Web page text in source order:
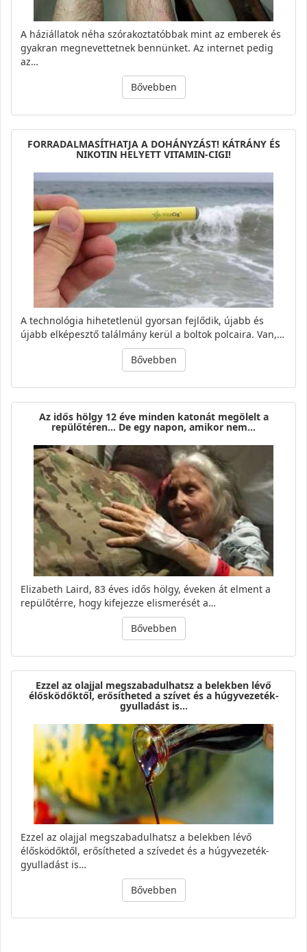
A háziállatok néha szórakoztatóbbak mint az emberek és
gyakran megnevettetnek bennünket. Az internet pedig
az…
Bővebben
FORRADALMASÍTHATJA A DOHÁNYZÁST! KÁTRÁNY ÉS
NIKOTIN HELYETT VITAMIN-CIGI!
A technológia hihetetlenül gyorsan fejlődik, újabb és
újabb elképesztő találmány kerül a boltok polcaira. Van,…
Bővebben
Az idős hölgy 12 éve minden katonát megölelt a
repülőtéren… De egy napon, amikor nem…
Elizabeth Laird, 83 éves idős hölgy, éveken át elment a
repülőtérre, hogy kifejezze elismerését a…
Bővebben
Ezzel az olajjal megszabadulhatsz a belekben lévő
élősködőktől, erősítheted a szívet és a húgyvezeték-
gyulladást is…
Ezzel az olajjal megszabadulhatsz a belekben lévő
élősködőktől, erősítheted a szívedet és a húgyvezeték-
gyulladást is…
Bővebben